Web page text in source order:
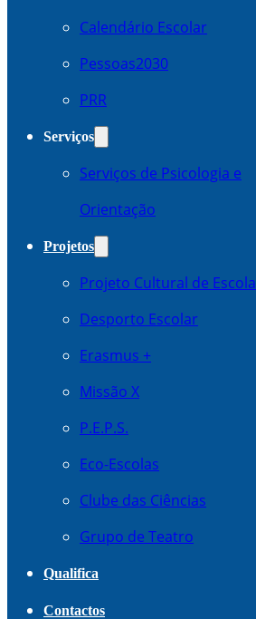
Calendário Escolar
Pessoas2030
PRR
Serviços
Serviços de Psicologia e
Orientação
Projetos
Projeto Cultural de Escola
Desporto Escolar
Erasmus +
Missão X
P.E.P.S.
Eco-Escolas
Clube das Ciências
Grupo de Teatro
Qualifica
Contactos